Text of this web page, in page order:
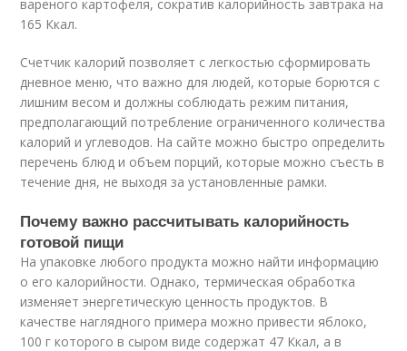
вареного картофеля, сократив калорийность завтрака на
165 Ккал.
Счетчик калорий позволяет с легкостью сформировать
дневное меню, что важно для людей, которые борются с
лишним весом и должны соблюдать режим питания,
предполагающий потребление ограниченного количества
калорий и углеводов. На сайте можно быстро определить
перечень блюд и объем порций, которые можно съесть в
течение дня, не выходя за установленные рамки.
Почему важно рассчитывать калорийность
готовой пищи
На упаковке любого продукта можно найти информацию
о его калорийности. Однако, термическая обработка
изменяет энергетическую ценность продуктов. В
качестве наглядного примера можно привести яблоко,
100 г которого в сыром виде содержат 47 Ккал, а в